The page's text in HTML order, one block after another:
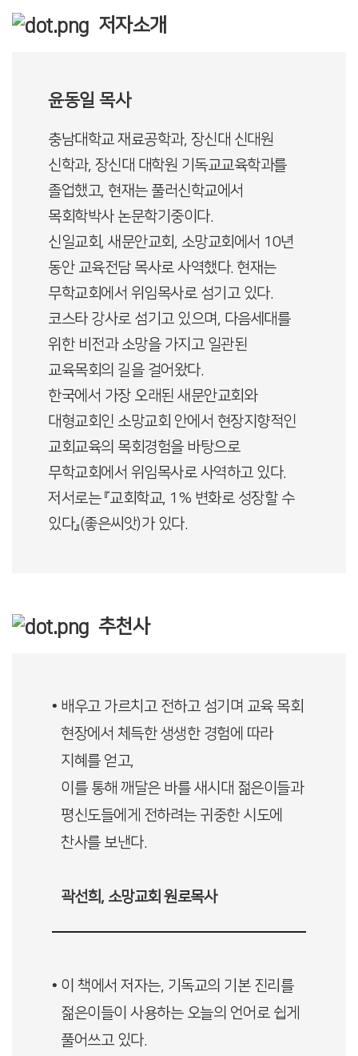
저자소개
윤동일 목사
충남대학교 재료공학과, 장신대 신대원
신학과, 장신대 대학원 기독교교육학과를
졸업했고, 현재는 풀러신학교에서
목회학박사 논문학기중이다.
신일교회, 새문안교회, 소망교회에서 10년
동안 교육전담 목사로 사역했다. 현재는
무학교회에서 위임목사로 섬기고 있다.
코스타 강사로 섬기고 있으며, 다음세대를
위한 비전과 소망을 가지고 일관된
교육목회의 길을 걸어왔다.
한국에서 가장 오래된 새문안교회와
대형교회인 소망교회 안에서 현장지향적인
교회교육의 목회경험을 바탕으로
무학교회에서 위임목사로 사역하고 있다.
저서로는 『교회학교, 1% 변화로 성장할 수
있다』(좋은씨앗)가 있다.
추천사
• 배우고 가르치고 전하고 섬기며 교육 목회
현장에서 체득한 생생한 경험에 따라
지혜를 얻고,
이를 통해 깨달은 바를 새시대 젊은이들과
평신도들에게 전하려는 귀중한 시도에
찬사를 보낸다.
곽선희, 소망교회 원로목사
• 이 책에서 저자는, 기독교의 기본 진리를
젊은이들이 사용하는 오늘의 언어로 쉽게
풀어쓰고 있다.